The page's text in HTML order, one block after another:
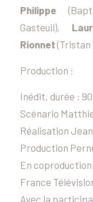
Philippe
Gasteuil),
Rionnet (Tristan
Production :
Inédit, durée :
Scénario
Réalisation
Production
En
France
Avec la